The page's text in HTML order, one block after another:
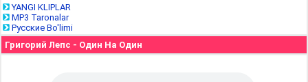
YANGI KLIPLAR
MP3 Taronalar
Русские Bo'limi
Григорий Лепс - Один На Один